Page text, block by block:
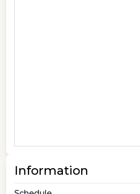
Information